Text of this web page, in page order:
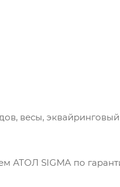
весы,
АТОЛ SIGMA по